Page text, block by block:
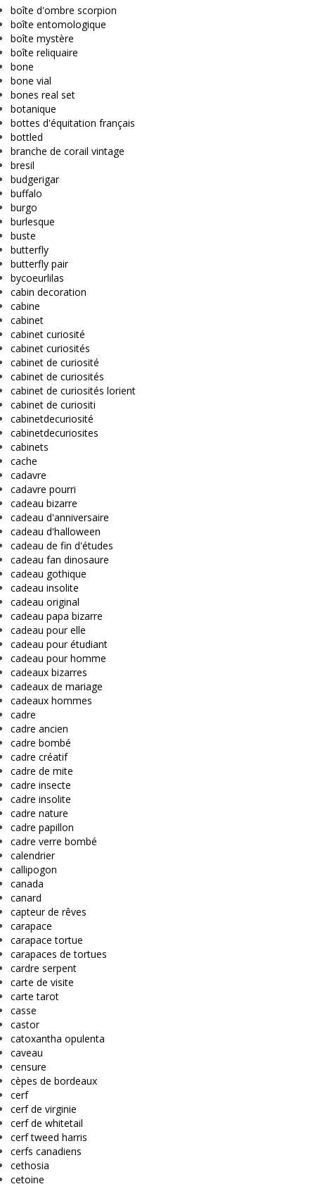
boîte d'ombre scorpion
boîte entomologique
boîte mystère
boîte reliquaire
bone
bone vial
bones real set
botanique
bottes d'équitation français
bottled
branche de corail vintage
bresil
budgerigar
buffalo
burgo
burlesque
buste
butterfly
butterfly pair
bycoeurlilas
cabin decoration
cabine
cabinet
cabinet curiosité
cabinet curiosités
cabinet de curiosité
cabinet de curiosités
cabinet de curiosités lorient
cabinet de curiositi
cabinetdecuriosité
cabinetdecuriosites
cabinets
cache
cadavre
cadavre pourri
cadeau bizarre
cadeau d'anniversaire
cadeau d'halloween
cadeau de fin d'études
cadeau fan dinosaure
cadeau gothique
cadeau insolite
cadeau original
cadeau papa bizarre
cadeau pour elle
cadeau pour étudiant
cadeau pour homme
cadeaux bizarres
cadeaux de mariage
cadeaux hommes
cadre
cadre ancien
cadre bombé
cadre créatif
cadre de mite
cadre insecte
cadre insolite
cadre nature
cadre papillon
cadre verre bombé
calendrier
callipogon
canada
canard
capteur de rêves
carapace
carapace tortue
carapaces de tortues
cardre serpent
carte de visite
carte tarot
casse
castor
catoxantha opulenta
caveau
censure
cèpes de bordeaux
cerf
cerf de virginie
cerf de whitetail
cerf tweed harris
cerfs canadiens
cethosia
cetoine